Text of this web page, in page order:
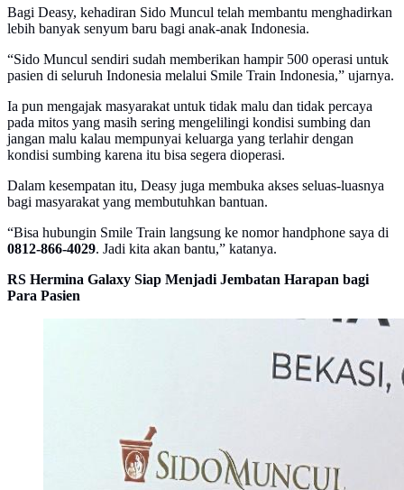
Bagi Deasy, kehadiran Sido Muncul telah membantu menghadirkan
lebih banyak senyum baru bagi anak-anak Indonesia.
“Sido Muncul sendiri sudah memberikan hampir 500 operasi untuk
pasien di seluruh Indonesia melalui Smile Train Indonesia,” ujarnya.
Ia pun mengajak masyarakat untuk tidak malu dan tidak percaya
pada mitos yang masih sering mengelilingi kondisi sumbing dan
jangan malu kalau mempunyai keluarga yang terlahir dengan
kondisi sumbing karena itu bisa segera dioperasi.
Dalam kesempatan itu, Deasy juga membuka akses seluas-luasnya
bagi masyarakat yang membutuhkan bantuan.
“Bisa hubungin Smile Train langsung ke nomor handphone saya di
0812-866-4029. Jadi kita akan bantu,” katanya.
RS Hermina Galaxy Siap Menjadi Jembatan Harapan bagi
Para Pasien